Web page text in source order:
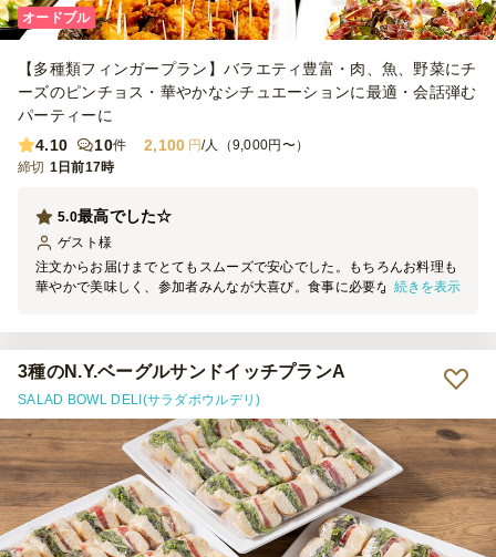
オードブル
【多種類フィンガープラン】バラエティ豊富・肉、魚、野菜にチ
ーズのピンチョス・華やかなシチュエーションに最適・会話弾む
パーティーに
4.10
10件 2,100 円/人（9,000円〜）
締切 1日前17時
最高でした☆
5.0
ゲスト 様
注文からお届けまでとてもスムーズで安心でした。もちろんお料理も
華やかで美味しく、参加者みんなが大喜び。食事に必要なスプーンや
続きを表示
3種のN.Y.ベーグルサンドイッチプランA
SALAD BOWL DELI(サラダボウルデリ)